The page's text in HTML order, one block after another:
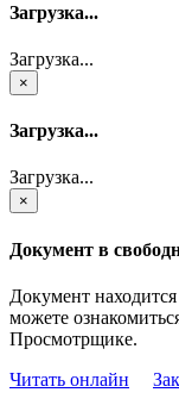
Загрузка...
Загрузка...
×
Загрузка...
Загрузка...
×
Документ в
Документ
можете
Просмотрщике.
Читать онлайн